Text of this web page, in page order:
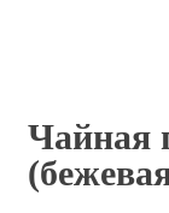
Чайная